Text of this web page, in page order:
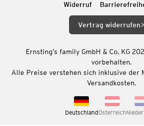
Widerruf
Vertrag widerrufen
Ernsting’s family GmbH & Co. KG
vorbehalten.
Alle Preise verstehen sich inklusive der
Versandkosten.
DeutschlandÖsterreich